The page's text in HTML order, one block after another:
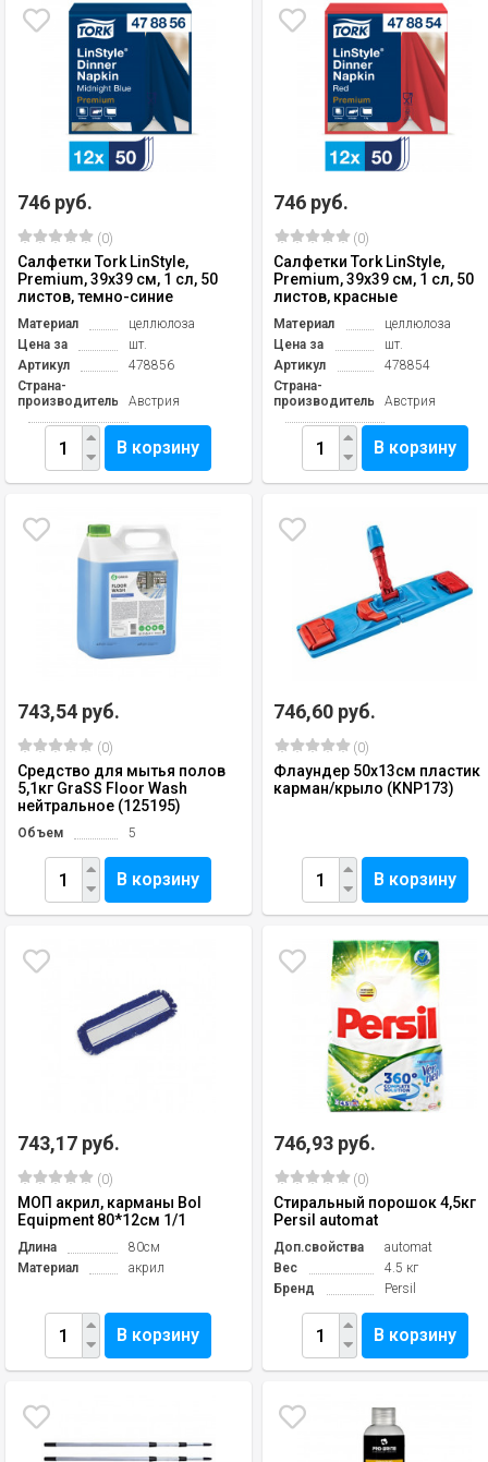
746 руб.
(0)
Салфетки Tork LinStyle,
Premium, 39х39 см, 1 сл, 50
листов, темно-синие
Материал
целлюлоза
Цена за
шт.
Артикул
478856
Страна-
производитель
Австрия
В корзину
746 руб.
(0)
Салфетки Tork LinStyle,
Premium, 39х39 см, 1 сл, 50
листов, красные
Материал
целлюлоза
Цена за
шт.
Артикул
478854
Страна-
производитель
Австрия
В корзину
743,54 руб.
(0)
Средство для мытья полов
5,1кг GraSS Floor Wash
нейтральное (125195)
Объем 5
В корзину
746,60 руб.
(0)
Флаундер 50х13см пластик
карман/крыло (KNP173)
В корзину
743,17 руб.
(0)
МОП акрил, карманы Bol
Equipment 80*12см 1/1
Длина
80см
Материал
акрил
В корзину
746,93 руб.
(0)
Стиральный порошок 4,5кг
Persil automat
Доп.свойства
automat
Вес
4.5 кг
Бренд
Persil
В корзину